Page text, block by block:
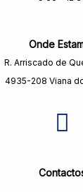
Onde
R. Arriscado de
4935-208 Viana